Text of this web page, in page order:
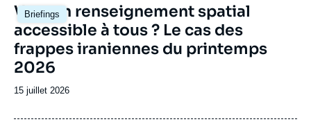
Briefings
Image
principale
Vers un renseignement spatial
accessible à tous ? Le cas des
frappes iraniennes du printemps
2026
Date
publication
15 juillet 2026